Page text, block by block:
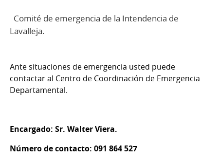
Comité de emergencia de la Intendencia de
Lavalleja.
Ante situaciones de emergencia usted puede
contactar al Centro de Coordinación de Emergencia
Departamental.
Encargado: Sr. Walter Viera.
Número de contacto: 091 864 527